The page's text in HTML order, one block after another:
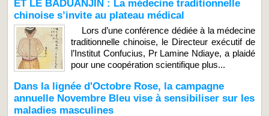
ET LE BADUANJIN : La médecine traditionnelle
chinoise s’invite au plateau médical
Lors d’une conférence dédiée à la médecine
traditionnelle chinoise, le Directeur exécutif de
l’Institut Confucius, Pr Lamine Ndiaye, a plaidé
pour une coopération scientifique plus...
Dans la lignée d'Octobre Rose, la campagne
annuelle Novembre Bleu vise à sensibiliser sur les
maladies masculines